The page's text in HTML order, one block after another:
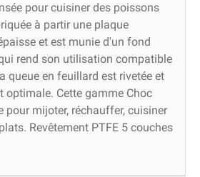
pour cuisiner des poissons
à partir une plaque
et est munie d'un fond
rend son utilisation compatible
queue en feuillard est rivetée et
optimale. Cette gamme Choc
pour mijoter, réchauffer, cuisiner
Revêtement PTFE 5 couches